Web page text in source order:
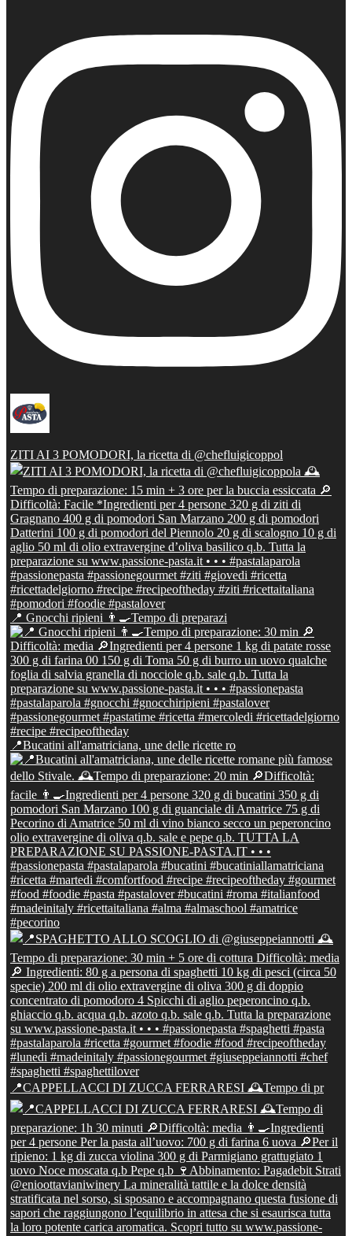
ZITI AI 3 POMODORI, la ricetta di @chefluigicoppol
📍 Gnocchi ripieni 👨‍🍳Tempo di preparazi
📍Bucatini all'amatriciana, une delle ricette ro
📍CAPPELLACCI DI ZUCCA FERRARESI 🕰Tempo di pr